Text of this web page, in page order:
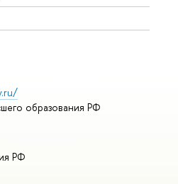
образования РФ
РФ